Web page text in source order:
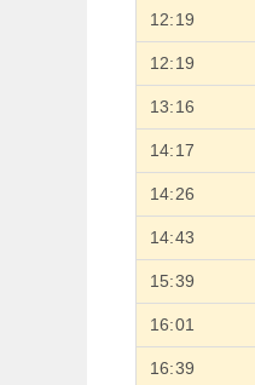
12:19
12:19
13:16
14:17
14:26
14:43
15:39
16:01
16:39